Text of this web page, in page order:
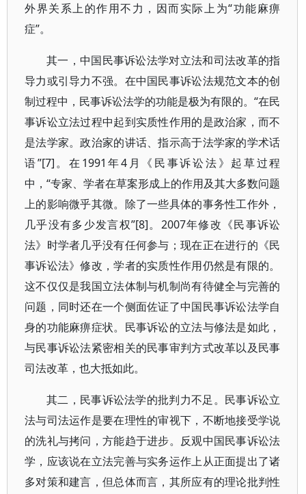
外界关系上的作用不力，因而实际上为“功能麻痹
症”。
其一，中国民事诉讼法学对立法和司法改革的指
导力或引导力不强。在中国民事诉讼法规范文本的创
制过程中，民事诉讼法学的功能是极为有限的。“在民
事诉讼立法过程中起到实质性作用的是政治家，而不
是法学家。政治家的讲话、指示高于法学家的学术话
语”[7]。在1991年4月《民事诉讼法》起草过程
中，“专家、学者在草案形成上的作用及其大多数问题
上的影响微乎其微。除了一些具体的事务性工作外，
几乎没有多少发言权”[8]。2007年修改《民事诉讼
法》时学者几乎没有任何参与；现在正在进行的《民
事诉讼法》修改，学者的实质性作用仍然是有限的。
这不仅仅是我国立法体制与机制尚有待健全与完善的
问题，同时还在一个侧面佐证了中国民事诉讼法学自
身的功能麻痹症状。民事诉讼的立法与修法是如此，
与民事诉讼法紧密相关的民事审判方式改革以及民事
司法改革，也大抵如此。
其二，民事诉讼法学的批判力不足。民事诉讼立
法与司法运作是要在理性的审视下，不断地接受学说
的洗礼与拷问，方能趋于进步。反观中国民事诉讼法
学，应该说在立法完善与实务运作上从正面提出了诸
多对策和建言，但总体而言，其所应有的理论批判性